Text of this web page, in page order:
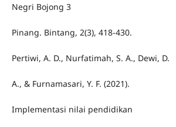
Negri Bojong 3
Pinang. Bintang, 2(3), 418-430.
Pertiwi, A. D., Nurfatimah, S. A., Dewi, D.
A., & Furnamasari, Y. F. (2021).
Implementasi nilai pendidikan